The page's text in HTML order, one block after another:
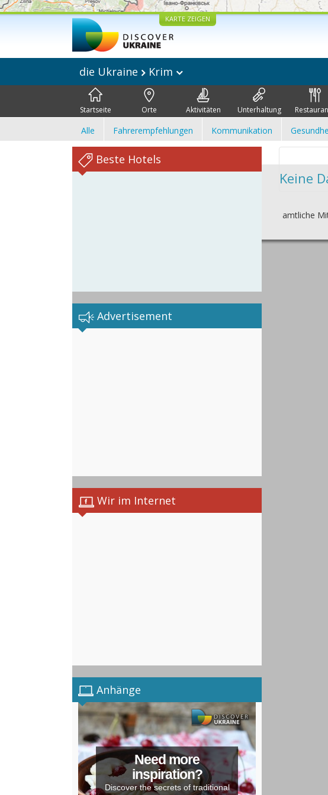
KARTE ZEIGEN
die Ukraine Krim
Startseite Orte Aktivitäten Unterhaltung
Alle Fahrerempfehlungen Kommunikation
Beste Hotels
Advertisement
Wir im Internet
Anhänge
Need more
inspiration?
Discover the secrets of traditional
Keine
amtliche